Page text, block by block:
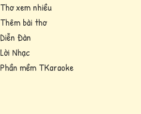
Thơ xem nhiều
Thêm bài thơ
Diễn Đàn
Lời Nhạc
Phần mềm TKaraoke